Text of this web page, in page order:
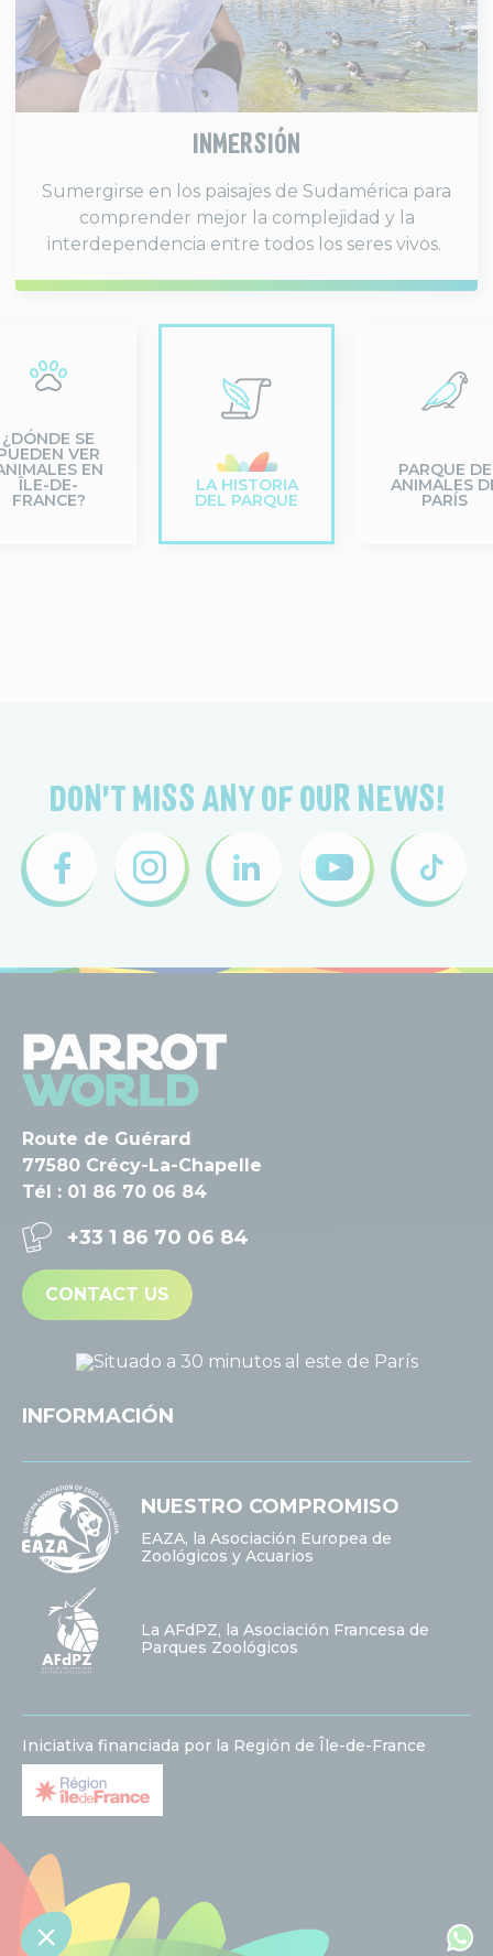
INMERSIÓN
Sumergirse en los paisajes de Sudamérica para
comprender mejor la complejidad y la
interdependencia entre todos los seres vivos.
¿DÓNDE SE
VER
EN
ÎLE-DE-
FRANCE?
LA HISTORIA
DEL PARQUE
PARQUE DE
ANIMALES
PARÍS
DON'T MISS ANY OF OUR NEWS!
Route de Guérard
77580 Crécy-La-Chapelle
Tél : 01 86 70 06 84
+33 1 86 70 06 84
CONTACT US
INFORMACIÓN
NUESTRO COMPROMISO
EAZA, la Asociación Europea de
Zoológicos y Acuarios
La AFdPZ, la Asociación Francesa de
Parques Zoológicos
Iniciativa financiada por la Región de Île-de-France